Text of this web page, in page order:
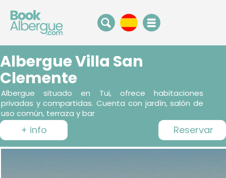
Albergue Villa San
Clemente
Albergue situado en Tui, ofrece habitaciones
privadas y compartidas. Cuenta con jardín, salón de
uso común, terraza y bar
+ info Reservar